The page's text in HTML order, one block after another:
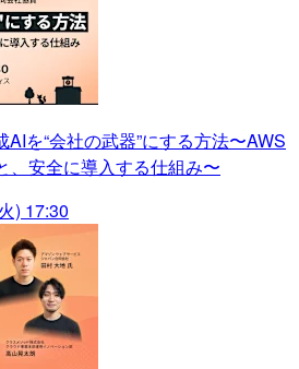
AIを“会社の武器”にする方法〜AWS
、安全に導入する仕組み〜
) 17:30